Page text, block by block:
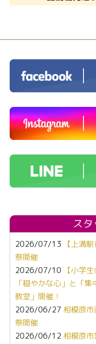
ントホテル東京町田
ス
2026/07/13
【上溝
祭開催
2026/07/10
【小学
「穏やかな心」と「
教室」開催！
2026/06/27 相模原
祭開催
2026/06/12 相模原市